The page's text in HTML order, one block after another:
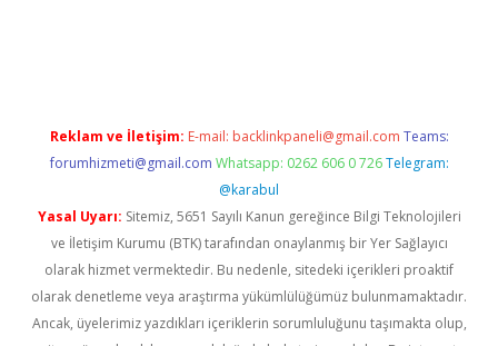
Reklam ve İletişim: E-mail: backlinkpaneli@gmail.com Teams:
forumhizmeti@gmail.com Whatsapp: 0262 606 0 726 Telegram:
@karabul
Yasal Uyarı: Sitemiz, 5651 Sayılı Kanun gereğince Bilgi Teknolojileri
ve İletişim Kurumu (BTK) tarafından onaylanmış bir Yer Sağlayıcı
olarak hizmet vermektedir. Bu nedenle, sitedeki içerikleri proaktif
olarak denetleme veya araştırma yükümlülüğümüz bulunmamaktadır.
Ancak, üyelerimiz yazdıkları içeriklerin sorumluluğunu taşımakta olup,